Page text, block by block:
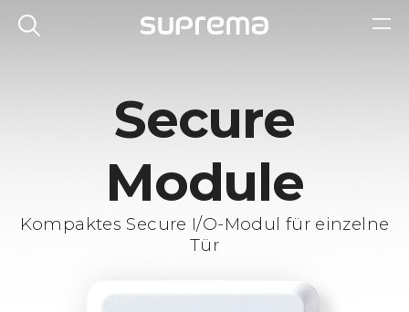
Secure
Module
Kompaktes Secure I/O-Modul für einzelne
Tür